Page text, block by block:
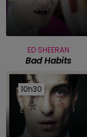
ED SHEERAN
Bad Habits
10h30
10h30